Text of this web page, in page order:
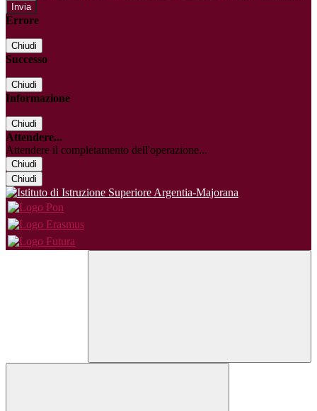
Errore
Chiudi
Successo
Chiudi
Informazione
Chiudi
Attendere...
Attendere il completamento dell'operazione...
Chiudi
Chiudi